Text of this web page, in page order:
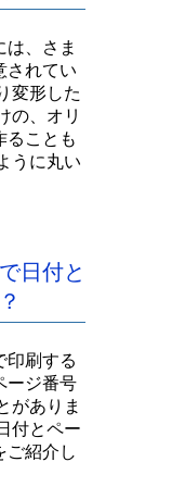
は、さま
されてい
変形した
の、オリ
ることも
うに丸い
日付と
印刷する
ージ番号
がありま
付とペー
ご紹介し